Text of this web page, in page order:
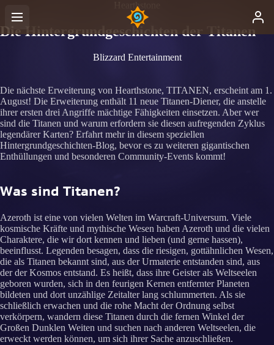
Hearthstone
Die Hintergrundgeschichten der Titanen
Blizzard Entertainment
Die nächste Erweiterung von Hearthstone, TITANEN, erscheint am 1.
August! Die Erweiterung enthält 11 neue Titanen-Diener, die anstelle
ihrer ersten drei Angriffe mächtige Fähigkeiten einsetzen. Aber wer
sind die Titanen und warum erfordern sie diesen aufregenden Zyklus
legendärer Karten? Erfahrt mehr in diesem speziellen
Hintergrundgeschichten-Blog, bevor es zu weiteren gigantischen
Enthüllungen und besonderen Community-Events kommt!
Was sind Titanen?
Azeroth ist eine von vielen Welten im Warcraft-Universum. Viele
kosmische Kräfte und mythische Wesen haben Azeroth und die vielen
Charaktere, die wir dort kennen und lieben (und gerne hassen),
beeinflusst. Legenden besagen, dass die riesigen, gottähnlichen Wesen,
die als Titanen bekannt sind, aus der Urmaterie entstanden sind, aus
der der Kosmos entstand. Es heißt, dass ihre Geister als Weltseelen
geboren wurden, sich in den feurigen Kernen entfernter Planeten
bildeten und dort unzählige Zeitalter lang schlummerten. Als sie
schließlich erwachen und die rohe Macht der Ordnung selbst
verkörpern, wandern diese Titanen durch die fernen Winkel der
Großen Dunklen Weiten und suchen nach anderen Weltseelen, die
erweckt werden können, um sich ihrer Sache anzuschließen.